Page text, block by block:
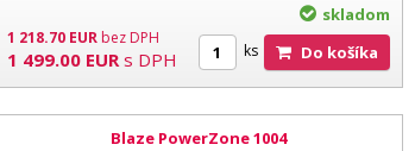
1 218.70 EUR bez DPH
1 499.00 EUR s DPH
skladom
ks Do košíka
Blaze PowerZone 1004